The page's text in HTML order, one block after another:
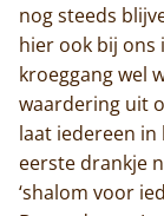
nog steeds
hier ook bij ons
kroeggang wel
waardering uit
laat iedereen in
eerste drankje
‘shalom voor